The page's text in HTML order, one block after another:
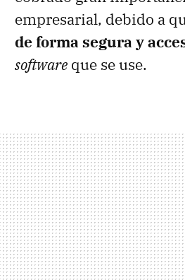
empresarial, debido a
de forma segura y
software que se use.